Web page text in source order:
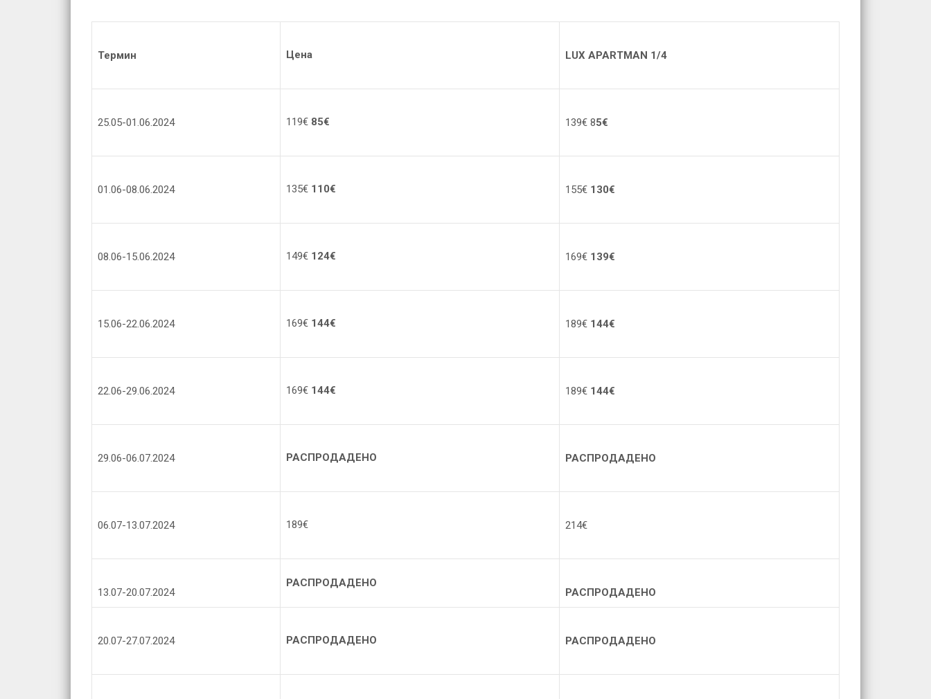
Термин Цена LUX APARTMAN 1/4
25.05-01.06.2024 119€ 85€ 139€ 85€
01.06-08.06.2024 135€ 110€ 155€ 130€
08.06-15.06.2024 149€ 124€ 169€ 139€
15.06-22.06.2024 169€ 144€ 189€ 144€
22.06-29.06.2024 169€ 144€ 189€ 144€
29.06-06.07.2024 РАСПРОДАДЕНО РАСПРОДАДЕНО
06.07-13.07.2024 189€ 214€
13.07-20.07.2024
РАСПРОДАДЕНО
РАСПРОДАДЕНО
20.07-27.07.2024 РАСПРОДАДЕНО РАСПРОДАДЕНО